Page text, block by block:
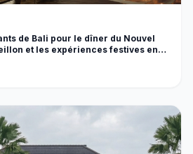
de Bali pour le dîner du Nouvel
et les expériences festives en